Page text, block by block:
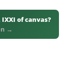
of canvas?
→